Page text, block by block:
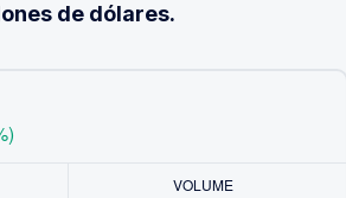
de dólares.
VOLUME